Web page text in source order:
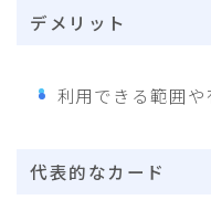
デメリット
利用できる範囲
代表的なカード